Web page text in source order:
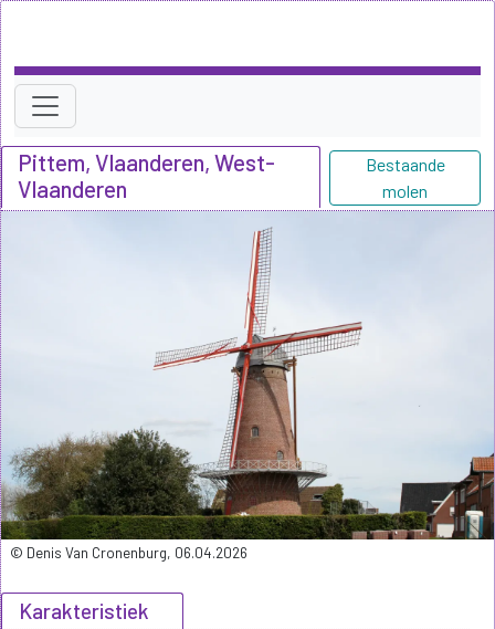
Pittem, Vlaanderen, West-
Vlaanderen
Bestaande
molen
Karakteristiek
© Denis Van Cronenburg, 06.04.2026